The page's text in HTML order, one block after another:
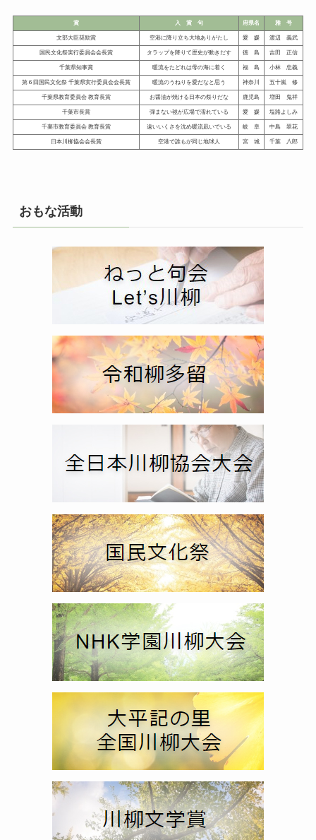
賞 入 賞 句 府県名 雅 号
文部大臣奨励賞 空港に降り立ち大地ありがたし 愛 媛 渡辺 義武
国民文化祭実行委員会会長賞 タラップを降りて歴史が動きだす 徳 島 吉田 正信
千葉県知事賞 暖流をたどれは母の海に着く 福 島 小林 忠義
第６回国民文化祭 千葉県実行委員会会長賞 暖流のうねりを愛だなと思う 神奈川 五十嵐 修
千葉県教育委員会 教育長賞 お醤油が焼ける日本の祭りだな 鹿児島 増田 鬼祥
千葉市長賞 弾まない毬が広場で濡れている 愛 媛 塩路よしみ
千棄市教育委員会 教育長賞 遠いいくさを沈め暖流凪いでいる 岐 阜 中島 翠花
日本川柳協会会長賞 空港で誰もが同じ地球人 宮 城 千葉 八郎
おもな活動